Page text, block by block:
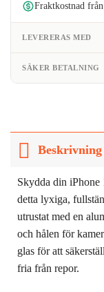
Fraktkostnad
LEVERERAS MED
SÄKER BETALNING
Beskrivning
Skydda din iPhone
detta lyxiga,
utrustat med en
och hålen för
glas för att
fria från repor.